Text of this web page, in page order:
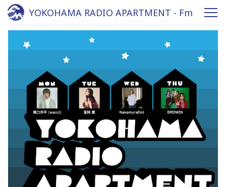
YOKOHAMA RADIO APARTMENT - Fm
yokohama 84.7